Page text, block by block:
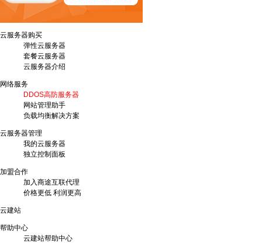
云服务器购买
弹性云服务器
套餐云服务器
云服务器介绍
网络服务
DDOS高防服务器
网站管理助手
负载均衡解决方案
云服务器管理
我的云服务器
独立控制面板
加盟合作
加入商途互联代理
价格更低 利润更高
云建站
帮助中心
云建站帮助中心